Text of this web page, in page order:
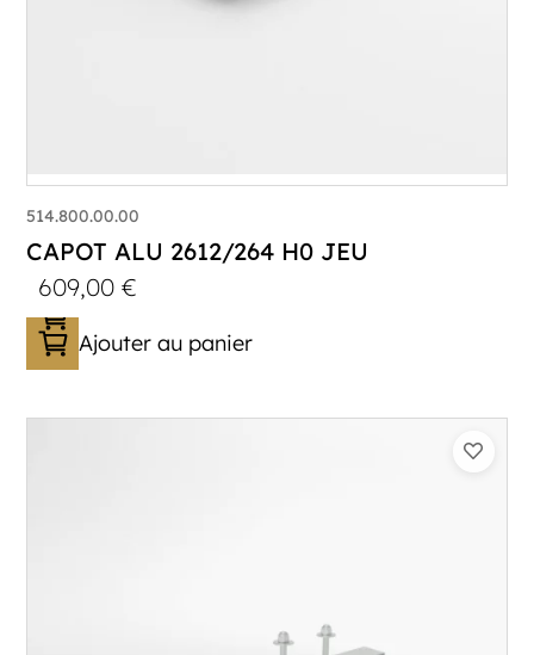
514.800.00.00
CAPOT ALU 2612/264 H0 JEU
609,00€
Ajouter au panier